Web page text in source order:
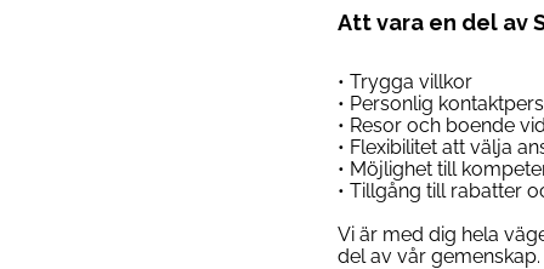
Att vara en del av
• Trygga villkor
• Personlig
• Resor och boende
• Flexibilitet att välja
• Möjlighet till
• Tillgång till rabatter
Vi är med dig hela
del av vår